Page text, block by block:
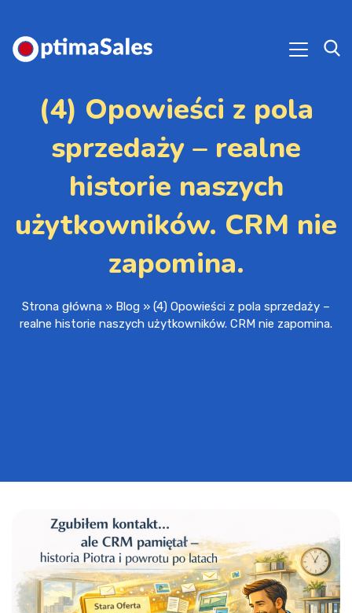
(4) Opowieści z pola
sprzedaży – realne
historie naszych
użytkowników. CRM nie
zapomina.
Strona główna » Blog » (4) Opowieści z pola sprzedaży –
realne historie naszych użytkowników. CRM nie zapomina.